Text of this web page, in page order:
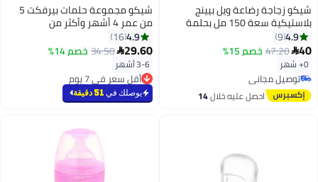
شيكو زجاجة رضاعة ويل بيينج
بلاستيكية سعة 150 مل بحلمة
بتدفق بطئ من السيليكون من سن
الولادة فما فوق للأولاد
4.9
9
40
47.20خصم 15%
0+ شهر
توصيل مجاني
توصيل مجانياحصل عليه خلال14
شيكو مجموعة حلمات بيرفكت 5
من عمر 4 أشهر وأكثر من
السليكون، تسمح بتدفق سريع، من
قطعتين
4.9
16
29.60
34.50خصم 14%
3-6 أشهر
أقل سعر في 7 يوم
أقل سعر في 7 يوم
يوصلك في 51 دقيقة